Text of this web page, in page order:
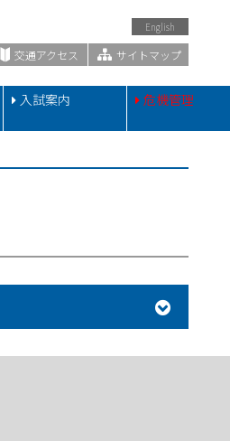
English
交通アクセス サイトマップ
入試案内 危機管理